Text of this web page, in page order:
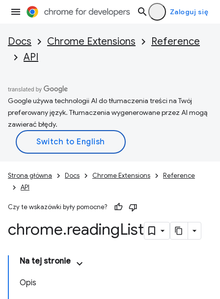
Zaloguj się
Docs Chrome Extensions
Reference
API
Google używa technologii AI do tłumaczenia treści na Twój
preferowany język. Tłumaczenia wygenerowane przez AI mogą
zawierać błędy.
Strona główna Docs Chrome Extensions
Reference
API
Czy te wskazówki były pomocne?
chrome.readingList
Na tej stronie
Opis